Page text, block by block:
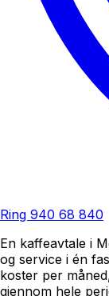
Ring 940 68 840
En kaffeavtale i
og service i én
koster per
gjennom hele